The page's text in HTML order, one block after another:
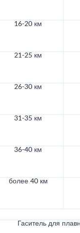
16-20 км
21-25 км
26-30 км
31-35 км
36-40 км
более 40 км
Гаситель для